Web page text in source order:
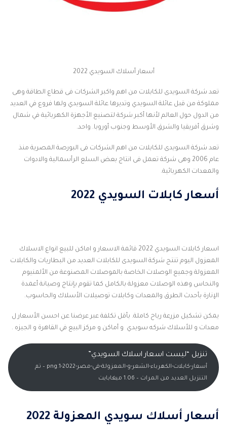
أسعار أسلاك السويدي 2022
تعد شركة السويدى للكابلات من اهم واكبر الشركات فى قطاع الطاقة وهى
مملوكة من قبل عائلة السويدي وتديرها عائلة السويدي ولها فروع في العديد
من الدول حول العالم لأنها أكبر شركة لتصنيع الأجهزة الكهربائية في شمال
وشرق أفريقيا والشرق الأوسط وجنوب أوروبا. واحد.
تعد شركة السويدى للكابلات من اهم الشركات فى البورصة المصرية منذ
عام 2006 وهى شركة تعمل فى انتاج بعض السلع الرأسمالية والادوات
والمعدات الكهربائية.
أسعار كابلات السويدي 2022
اسعار كابلات السويدي 2022 قائمة الاسعار و اماكن للبيع انواع الاسلاك
المعزول اليوم تنتج شركة السويدى للكابلات العديد من البطاريات والكابلات
المعزولة وجميع الوصلات الخاصة بالموصلات المصنوعة من الألمنيوم
والنحاس وهذه الوصلات معزولة بالكامل كما تقوم بإنتاج وصيانة أعمدة
الإنارة بأحدث الطرق والمعدات وكابلات توصيلات الأسلاك والحاسوب.
يمكن تشكيل مزرعة رياح كاملة. بأقل تكلفة عبر عرضنا عن احسن الأسعار ل
معدات و للأسلاك شركه سويدي و أماكن و مركز البيع في القاهرة و الجيزه .
تنزيل “ليست اسعار اسلاك السويدي”
أسعار-كابلات-الكهرباء-الشعر-و-المعزولة-في-مصر-2022-1.png – تم
التنزيل العديد من المرات – 1.06 ميغابايت
أسعار أسلاك سويدي المعزولة 2022